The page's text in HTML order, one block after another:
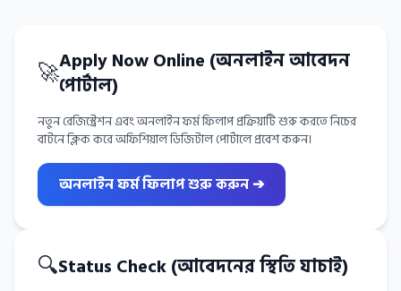
🚀Apply Now Online (অনলাইন আবেদন
পোর্টাল)
নতুন রেজিস্ট্রেশন এবং অনলাইন ফর্ম ফিলাপ প্রক্রিয়াটি শুরু করতে নিচের
বাটনে ক্লিক করে অফিশিয়াল ডিজিটাল পোর্টালে প্রবেশ করুন।
অনলাইন ফর্ম ফিলাপ শুরু করুন ➔
🔍Status Check (আবেদনের স্থিতি যাচাই)